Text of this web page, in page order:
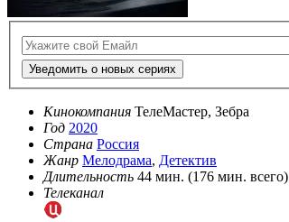
Уведомить о новых сериях
Кинокомпания ТелеМастер, Зебра
Год 2020
Страна Россия
Жанр Мелодрама, Детектив
Длительность 44 мин. (176 мин. всего)
Телеканал